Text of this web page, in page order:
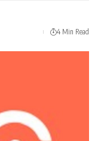
4 Min Read